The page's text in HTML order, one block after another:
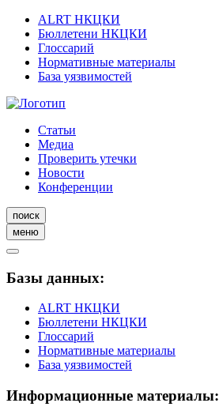
ALRT НКЦКИ
Бюллетени НКЦКИ
Глоссарий
Нормативные материалы
База уязвимостей
Статьи
Медиа
Проверить утечки
Новости
Конференции
поиск
меню
Базы данных:
ALRT НКЦКИ
Бюллетени НКЦКИ
Глоссарий
Нормативные материалы
База уязвимостей
Информационные материалы: